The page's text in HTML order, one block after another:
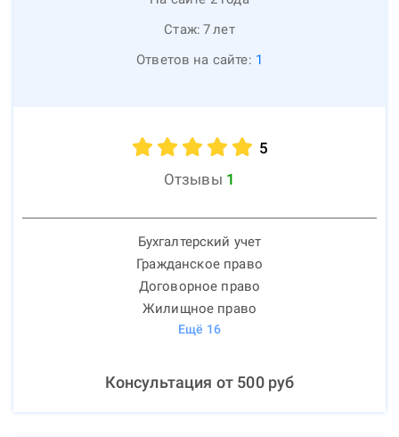
Стаж: 7лет
Ответов на сайте: 1
5
Отзывы 1
Бухгалтерский учет
Гражданское право
Договорное право
Жилищное право
Ещё 16
Консультация от 500руб